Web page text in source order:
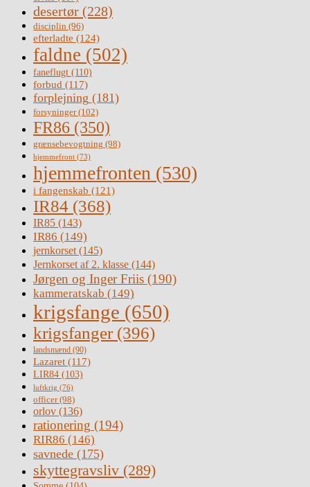
desertør (228)
disciplin (96)
efterladte (124)
faldne (502)
faneflugt (110)
forbud (117)
forplejning (181)
forsyninger(102)
FR86 (350)
grænsebevogtning (98)
hjemmefront (73)
hjemmefronten (530)
i fangenskab (121)
IR84 (368)
IR85 (143)
IR86 (149)
jernkorset(145)
Jernkorset af 2. klasse (144)
Jørgen og Inger Friis (190)
kammeratskab (149)
krigsfange (650)
krigsfanger (396)
landsmænd (90)
Lazaret (117)
LIR84 (103)
luftkrig (76)
officer(98)
orlov (136)
rationering (194)
RIR86 (146)
savnede (175)
skyttegravsliv (289)